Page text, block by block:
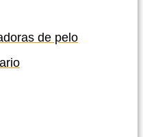
de pelo